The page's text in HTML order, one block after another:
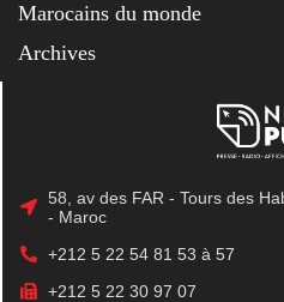
Marocains du monde
Archives
58, av des FAR - Tours des
- Maroc
+212 5 22 54 81 53 à 57
+212 5 22 30 97 07